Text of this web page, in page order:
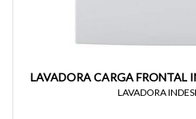
LAVADORA CARGA FRONTAL
LAVADORA